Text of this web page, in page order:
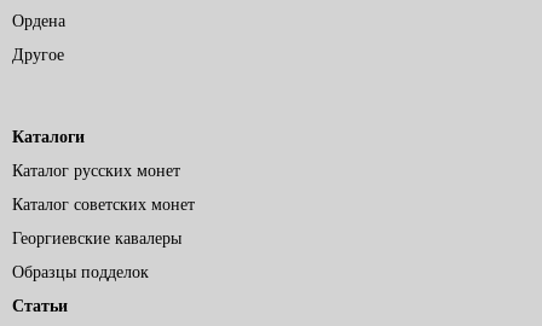
Ордена
Другое
Каталоги
Каталог русских монет
Каталог советских монет
Георгиевские кавалеры
Образцы подделок
Статьи